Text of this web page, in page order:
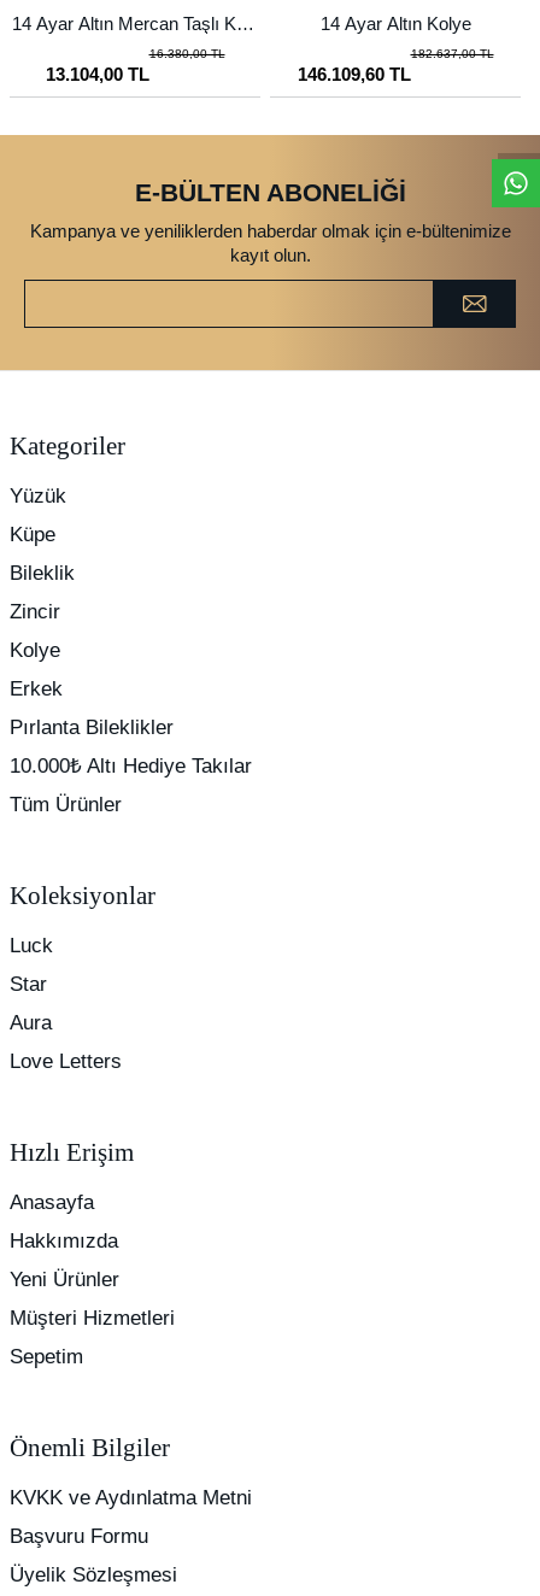
14 Ayar Altın Mercan Taşlı Kapl
13.104,00 TL
16.380,00 TL
14 Ayar Altın Kolye
146.109,60 TL
182.637,00 TL
E-BÜLTEN ABONELİĞİ
Kampanya ve yeniliklerden haberdar olmak için e-bültenimize
kayıt olun.
Kategoriler
Yüzük
Küpe
Bileklik
Zincir
Kolye
Erkek
Pırlanta Bileklikler
10.000₺ Altı Hediye Takılar
Tüm Ürünler
Koleksiyonlar
Luck
Star
Aura
Love Letters
Hızlı Erişim
Anasayfa
Hakkımızda
Yeni Ürünler
Müşteri Hizmetleri
Sepetim
Önemli Bilgiler
KVKK ve Aydınlatma Metni
Başvuru Formu
Üyelik Sözleşmesi